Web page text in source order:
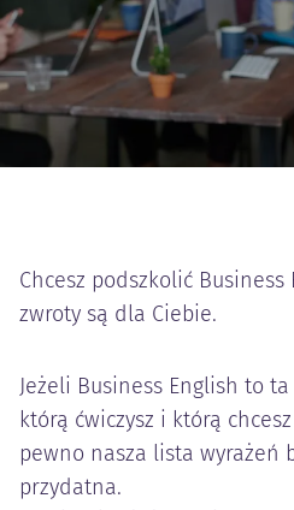
Chcesz podszkolić Business
zwroty są dla Ciebie.
Jeżeli Business English to
którą ćwiczysz i którą
pewno nasza lista wyrażeń
przydatna.